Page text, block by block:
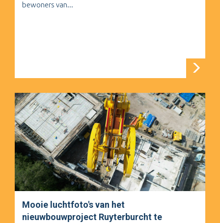
bewoners van...
Mooie luchtfoto's van het
nieuwbouwproject Ruyterburcht te